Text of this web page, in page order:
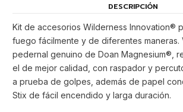
DESCRIPCIÓN
Kit de accesorios Wilderness Innovation®
fuego fácilmente y de diferentes maneras.
pedernal genuino de Doan Magnesium®,
el de mejor calidad, con raspador y
a prueba de golpes, además de papel
Stix de fácil encendido y larga duración.